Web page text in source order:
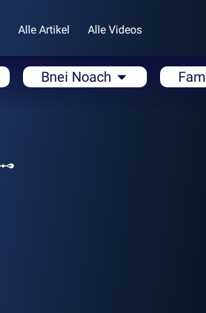
Alle Artikel Alle Videos
Bnei Noach